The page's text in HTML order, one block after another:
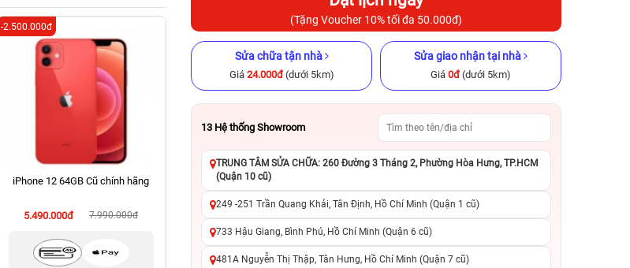
iPhone 12 64GB Cũ chính hãng
5.490.000đ 7.990.000đ
-2.500.000đ
iPhone 12 Pro 512GB Cũ chính
hãng
8.490.000đ
11.990.000đ
-3.500.000đ
chính hãng
5.590.000đ
8.990.000đ
-3.400.000đ -5.500.000đ
(Tặng Voucher 10% tối đa 50.000đ)
Sửa chữa tận nhà
Giá 24.000đ(dưới 5km)
Sửa giao nhận tại nhà
Giá 0đ(dưới 5km)
13 Hệ thống Showroom
TRUNG TÂM SỬA CHỮA: 260 Đường 3 Tháng 2, Phường Hòa Hưng, TP.HCM
(Quận 10 cũ)
249 -251 Trần Quang Khải, Tân Định, Hồ Chí Minh (Quận 1 cũ)
733 Hậu Giang, Bình Phú, Hồ Chí Minh (Quận 6 cũ)
481A Nguyễn Thị Thập, Tân Hưng, Hồ Chí Minh (Quận 7 cũ)